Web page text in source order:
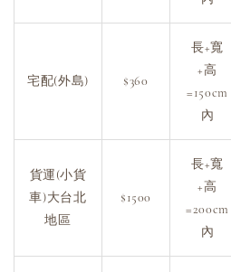
宅配(外島) $360
長+寬
+高
=150cm
內
貨運(小貨
車)大台北
地區
$1500
長+寬
+高
=200cm
內